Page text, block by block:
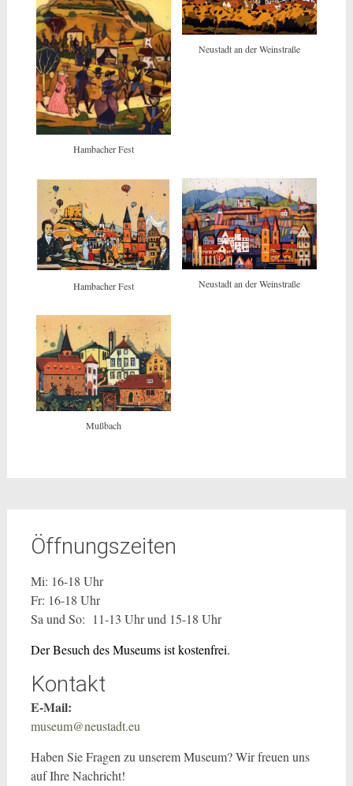
Hambacher Fest
Neustadt an der Weinstraße
Hambacher Fest Neustadt an der Weinstraße
Mußbach
Öffnungszeiten
Mi: 16-18 Uhr
Fr: 16-18 Uhr
Sa und So: 11-13 Uhr und 15-18 Uhr
Der Besuch des Museums ist kostenfrei.
Kontakt
E-Mail:
museum@neustadt.eu
Haben Sie Fragen zu unserem Museum? Wir freuen uns
auf Ihre Nachricht!